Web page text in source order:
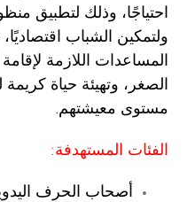
احتياجًا، وذلك لتطبيق
ولتمكين الشباب
المساعدات اللازمة
الصغر، وتهيئة حياة كريمة
مستوى معيشتهم.
الفئات المستهدفة:
أصحاب الحرف